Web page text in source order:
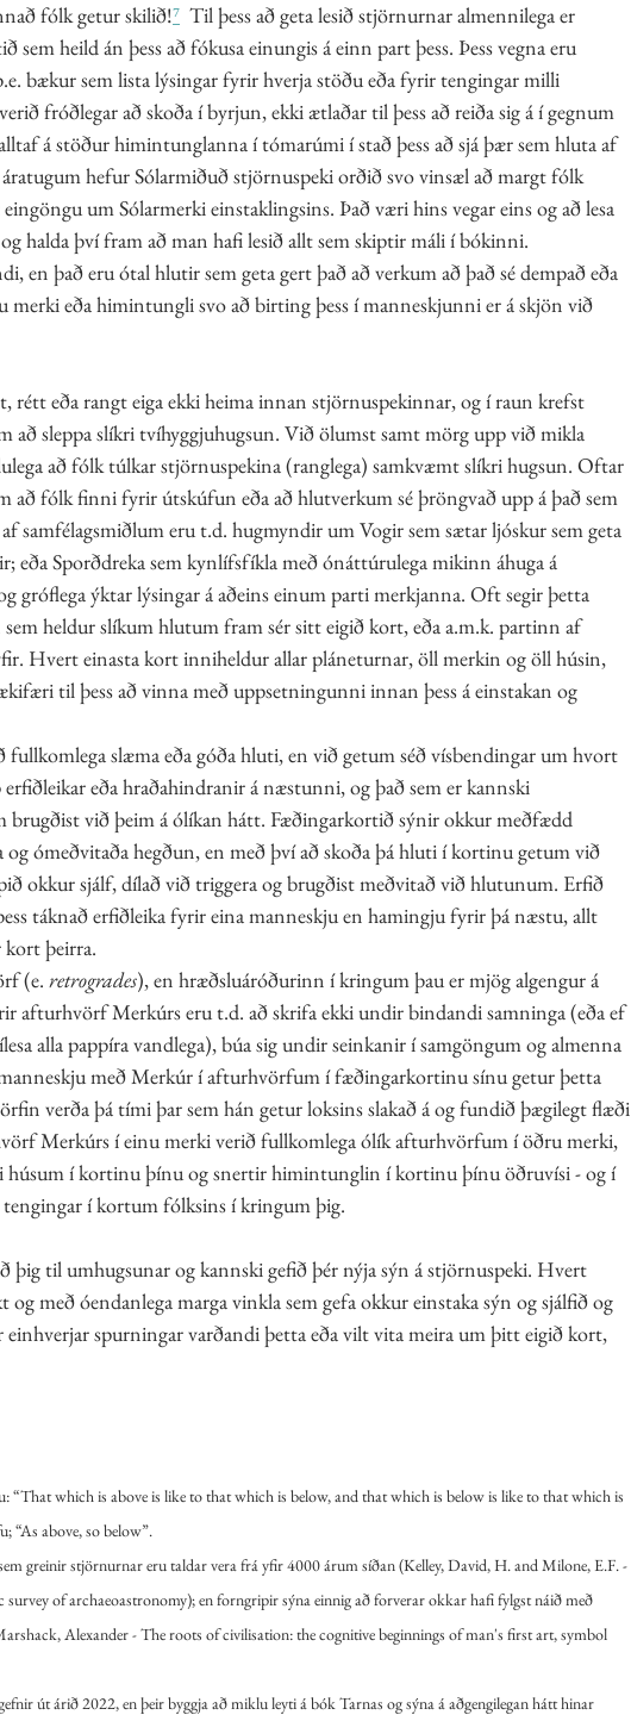
fólk getur skilið!⁷
  Til þess að geta lesið stjörnurnar almennilega er
sem heild án þess að fókusa einungis á einn part þess. Þess vegna eru
bækur sem lista lýsingar fyrir hverja stöðu eða fyrir tengingar milli
fróðlegar að skoða í byrjun, ekki ætlaðar til þess að reiða sig á í gegnum
á stöður himintunglanna í tómarúmi í stað þess að sjá þær sem hluta af
hefur Sólarmiðuð stjörnuspeki orðið svo vinsæl að margt fólk
um Sólarmerki einstaklingsins. Það væri hins vegar eins og að lesa
halda því fram að man hafi lesið allt sem skiptir máli í bókinni.
en það eru ótal hlutir sem geta gert það að verkum að það sé dempað eða
eða himintungli svo að birting þess í manneskjunni er á skjön við
eða rangt eiga ekki heima innan stjörnuspekinnar, og í raun krefst
að sleppa slíkri tvíhyggjuhugsun. Við ölumst samt mörg upp við mikla
að fólk túlkar stjörnuspekina (ranglega) samkvæmt slíkri hugsun. Oftar
að fólk finni fyrir útskúfun eða að hlutverkum sé þröngvað upp á það sem
samfélagsmiðlum eru t.d. hugmyndir um Vogir sem sætar ljóskur sem geta
eða Sporðdreka sem kynlífsfíkla með ónáttúrulega mikinn áhuga á
gróflega ýktar lýsingar á aðeins einum parti merkjanna. Oft segir þetta
heldur slíkum hlutum fram sér sitt eigið kort, eða a.m.k. partinn af
Hvert einasta kort inniheldur allar pláneturnar, öll merkin og öll húsin,
til þess að vinna með uppsetningunni innan þess á einstakan og
slæma eða góða hluti, en við getum séð vísbendingar um hvort
eða hraðahindranir á næstunni, og það sem er kannski
brugðist við þeim á ólíkan hátt. Fæðingarkortið sýnir okkur meðfædd
ómeðvitaða hegðun, en með því að skoða þá hluti í kortinu getum við
okkur sjálf, dílað við triggera og brugðist meðvitað við hlutunum. Erfið
táknað erfiðleika fyrir eina manneskju en hamingju fyrir þá næstu, allt
þeirra.
(e. retrogrades), en hræðsluáróðurinn í kringum þau er mjög algengur á
afturhvörf Merkúrs eru t.d. að skrifa ekki undir bindandi samninga (eða ef
alla pappíra vandlega), búa sig undir seinkanir í samgöngum og almenna
með Merkúr í afturhvörfum í fæðingarkortinu sínu getur þetta
verða þá tími þar sem hán getur loksins slakað á og fundið þægilegt flæði
Merkúrs í einu merki verið fullkomlega ólík afturhvörfum í öðru merki,
húsum í kortinu þínu og snertir himintunglin í kortinu þínu öðruvísi - og í
í kortum fólksins í kringum þig.
þig til umhugsunar og kannski gefið þér nýja sýn á stjörnuspeki. Hvert
með óendanlega marga vinkla sem gefa okkur einstaka sýn og sjálfið og
spurningar varðandi þetta eða vilt vita meira um þitt eigið kort,
“That which is above is like to that which is below, and that which is below is like to that which is
“As above, so below”.
greinir stjörnurnar eru taldar vera frá yfir 4000 árum síðan (Kelley, David, H. and Milone, E.F. -
survey of archaeoastronomy); en forngripir sýna einnig að forverar okkar hafi fylgst náið með
Alexander - The roots of civilisation: the cognitive beginnings of man's first art, symbol
út árið 2022, en þeir byggja að miklu leyti á bók Tarnas og sýna á aðgengilegan hátt hinar